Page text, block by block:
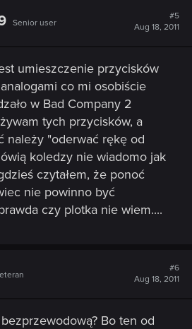
Senior user
#5
Aug 18, 2011
umieszczenie przycisków
co mi osobiście
w Bad Company 2
tych przycisków, a
należy "oderwać rękę od
koledzy nie wiadomo jak
czytałem, że ponoć
nie powinno być
czy plotka nie wiem....
#6
Aug 18, 2011
Bo ten od